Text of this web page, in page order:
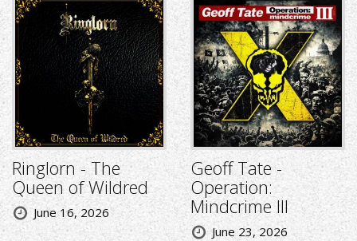
Ringlorn - The
Queen of Wildred
June 16, 2026
Geoff Tate -
Operation:
Mindcrime III
June 23, 2026